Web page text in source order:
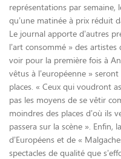
représentations par semaine,
qu’une matinée à prix réduit
Le journal apporte d’autres
l’art consommé » des
voir pour la première fois à
vêtus à l’européenne »
places. « Ceux qui voudront
pas les moyens de se vêtir
moindres des places d’où ils
passera sur la scène ». Enfin,
d’Européens et de «
spectacles de qualité que